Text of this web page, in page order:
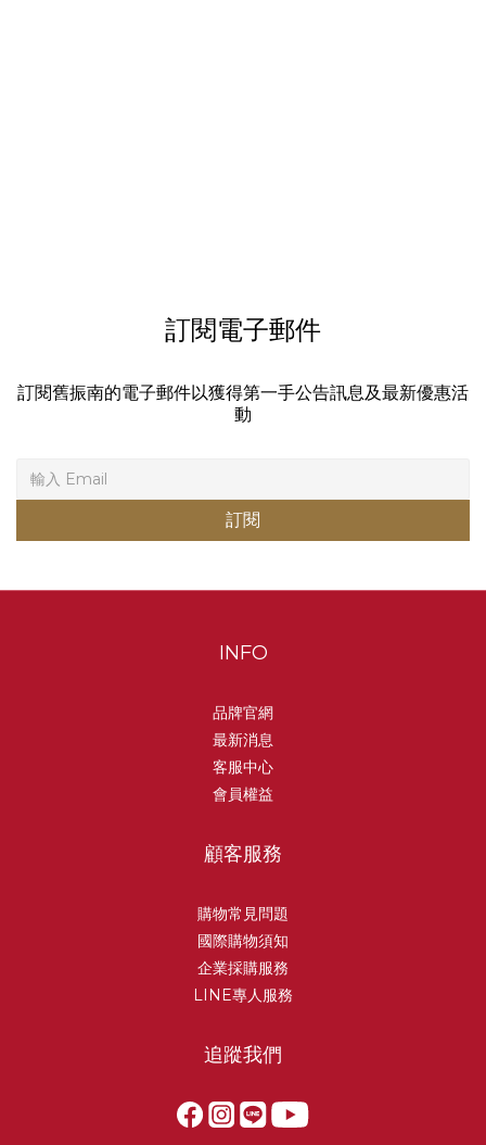
訂閱電子郵件
訂閱舊振南的電子郵件以獲得第一手公告訊息及最新優惠活
動
訂閱
INFO
品牌官網
最新消息
客服中心
會員權益
顧客服務
購物常見問題
國際購物須知
企業採購服務
LINE專人服務
追蹤我們